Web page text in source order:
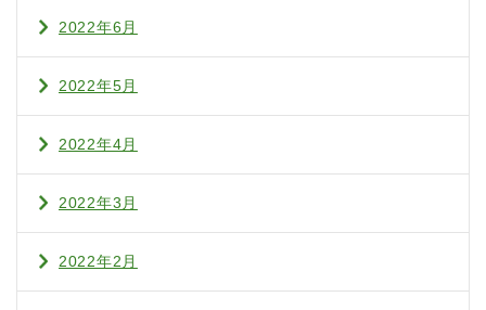
2022年6月
2022年5月
2022年4月
2022年3月
2022年2月